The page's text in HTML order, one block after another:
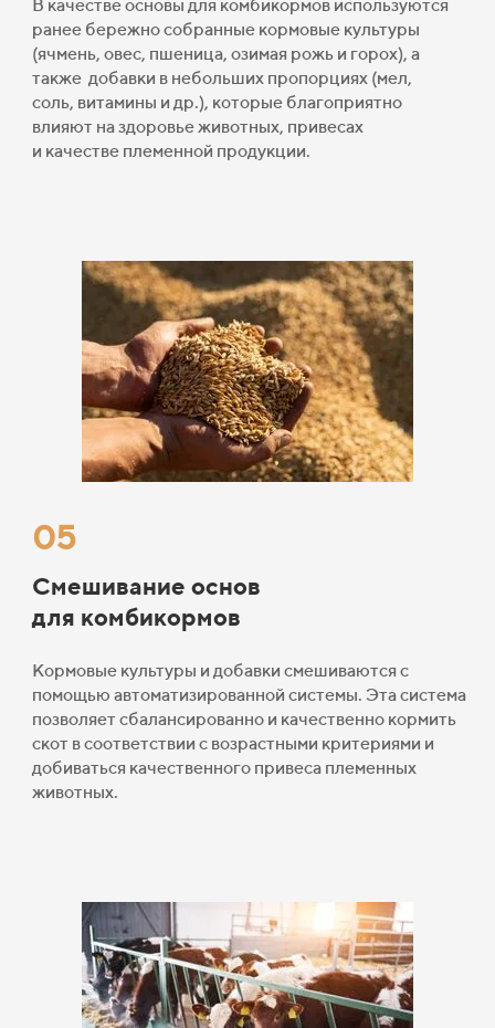
В качестве основы для комбикормов используются
ранее бережнособранные кормовые культуры
(ячмень, овес, пшеница, озимая рожь и горох), а
также добавки в небольших пропорциях (мел,
соль, витамины и др.), которые благоприятно
влияют на здоровье животных, привесах
и качестве племенной продукции.
05
Смешивание основ
для комбикормов
Кормовые культуры и добавки смешиваются с
помощью автоматизированной системы. Эта система
позволяет сбалансированно и качественно кормить
скот в соответствии с возрастными критериями и
добиваться качественного привеса племенных
животных.